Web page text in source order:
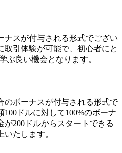
ナスが付与される形式でござい
取引体験が可能で、初心者にと
ぶ良い機会となります。
のボーナスが付与される形式で
ドルに対して100%のボーナ
が200ドルからスタートできる
たします。